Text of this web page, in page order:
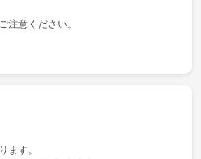
注意ください。
ます。